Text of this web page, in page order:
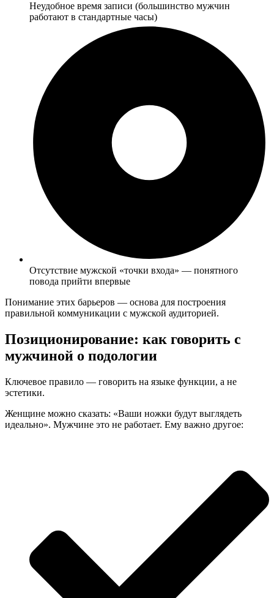
Неудобное время записи (большинство мужчин
работают в стандартные часы)
Отсутствие мужской «точки входа» — понятного
повода прийти впервые
Понимание этих барьеров — основа для построения
правильной коммуникации с мужской аудиторией.
Позиционирование: как говорить с
мужчиной о подологии
Ключевое правило — говорить на языке функции, а не
эстетики.
Женщине можно сказать: «Ваши ножки будут выглядеть
идеально». Мужчине это не работает. Ему важно другое: